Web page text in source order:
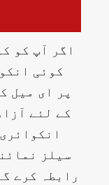
اگر آپ کو
کوئی
کے لئے
رابطہ کرے